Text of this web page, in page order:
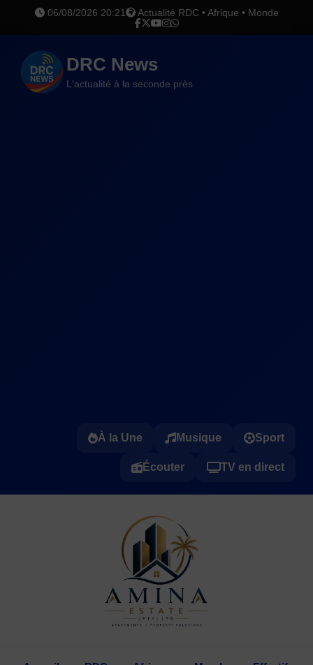
06/08/2026 20:21 Actualité RDC • Afrique • Monde
DRC News
L'actualité à la seconde près
À la Une Musique Sport
Écouter TV en direct